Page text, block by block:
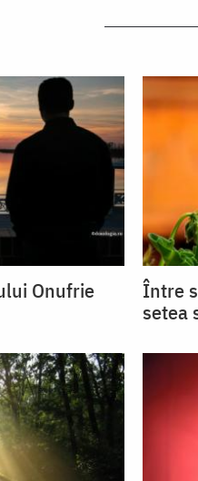
Onufrie
Între
setea